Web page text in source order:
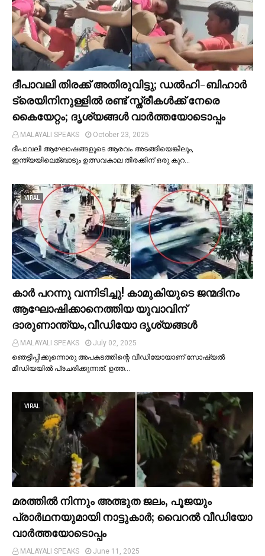
ദീപാവലി തിരക്ക് അതിരുവിട്ടു; ഡല്‍ഹി-ബിഹാര്‍
ട്രെയിനിനുള്ളില്‍ രണ്ട് സ്ത്രീകള്‍ക്ക് നേരെ
കൈയേറ്റം; ദൃശ്യങ്ങള്‍ വാർത്തയോടൊപ്പം
MALAYALI SPEAKS
October 23, 2025
ദീപാവലി ആഘോഷങ്ങളുടെ ആരവം അടങ്ങിയെങ്കിലും,
ഇന്ത്യയിലെമ്ബാടും ഉത്സവകാല തിരക്കിന് ഒരു കുറ…
VIRAL
കാര്‍ പറന്നു വന്നിടിച്ചു! കാമുകിയുടെ ജന്മദിനം
ആഘോഷിക്കാനെത്തിയ യുവാവിന്
ദാരുണാന്ത്യം,വീഡിയോ ദൃശ്യങ്ങൾ
MALAYALI SPEAKS
July 02, 2025
ഞെട്ടിപ്പിക്കുന്നൊരു അപകടത്തിന്റെ വീഡിയോയാണ് സോഷ്യല്‍
മീഡിയയില്‍ പ്രചരിക്കുന്നത്. ഉത്ത…
VIRAL
മരത്തില്‍ നിന്നും അത്ഭുത ജലം, പൂജയും
പ്രാര്‍ഥനയുമായി നാട്ടുകാര്‍; വൈറൽ വീഡിയോ
വാർത്തയോടൊപ്പം
MALAYALI SPEAKS
June 11, 2025